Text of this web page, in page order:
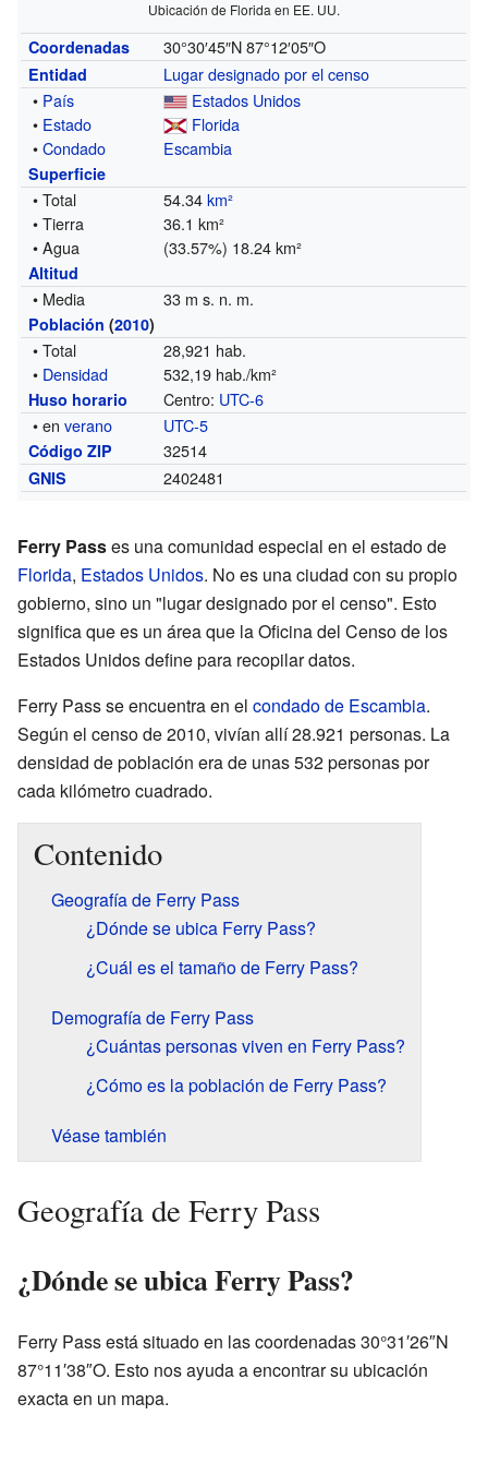
Ubicación de Florida en EE. UU.
Coordenadas 30°30′45″N 87°12′05″O
Entidad
Lugar designado por el censo
• País
Estados Unidos
• Estado
Florida
•Condado Escambia
Superficie
• Total 54.34km²
• Tierra
36.1 km²
• Agua
(33.57%) 18.24 km²
Altitud
• Media 33 m s. n. m.
Población (2010)
• Total
28,921 hab.
• Densidad 532,19 hab./km²
Huso horario Centro: UTC-6
• enverano UTC-5
Código ZIP 32514
GNIS 2402481
Ferry Passes una comunidad especial en el estado de
Florida, Estados Unidos. No es una ciudad con su propio
gobierno, sino un "lugar designado por el censo". Esto
significa que es un área que la Oficina del Censo de los
Estados Unidos define para recopilar datos.
Ferry Pass se encuentra en el condado de Escambia.
Según el censo de 2010, vivían allí 28.921 personas. La
densidad de población era de unas 532 personas por
cada kilómetro cuadrado.
Contenido
Geografía de Ferry Pass
¿Dónde se ubica Ferry Pass?
¿Cuál es el tamaño de Ferry Pass?
Demografía de Ferry Pass
¿Cuántas personas viven en Ferry Pass?
¿Cómo es la población de Ferry Pass?
Véase también
Geografía de Ferry Pass
¿Dónde se ubica Ferry Pass?
Ferry Pass está situado en las coordenadas 30°31′26″N
87°11′38″O. Esto nos ayuda a encontrar su ubicación
exacta en un mapa.